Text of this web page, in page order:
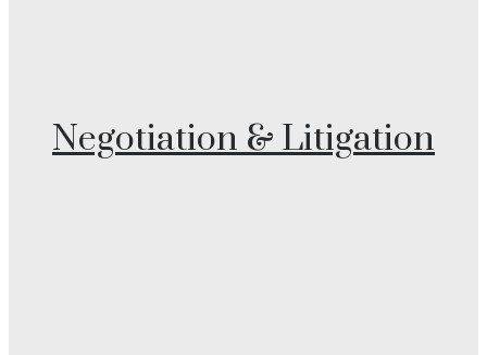
Negotiation & Litigation